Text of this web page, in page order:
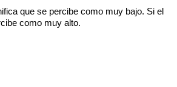
que se percibe como muy bajo. Si el
como muy alto.
País